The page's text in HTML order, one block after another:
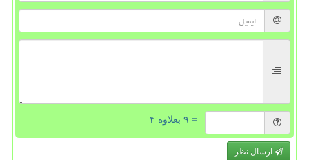
= ۹ بعلاوه ۴
ارسال نظر